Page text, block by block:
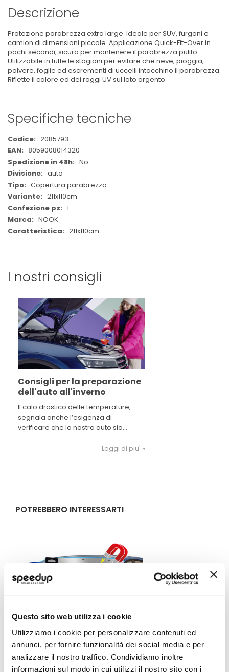
Questo sito web utilizza i cookie
Utilizziamo i cookie per personalizzare contenuti ed
annunci, per fornire funzionalità dei social media e per
analizzare il nostro traffico. Condividiamo inoltre
informazioni sul modo in cui utilizzi il nostro sito con i
Descrizione
Protezione parabrezza extra large. Ideale per SUV, furgoni e
camion di dimensioni piccole. Applicazione Quick-Fit-Over in
pochi secondi, sicura per mantenere il parabrezza pulito.
Utilizzabile in tutte le stagioni per evitare che neve, pioggia,
polvere, foglie ed escrementi di uccelli intacchino il parabrezza.
Riflette il calore ed dei raggi UV sul lato argento
Specifiche tecniche
Maggiori
Informazioni
2085793
8059008014320
No
auto
Copertura parabrezza
211x110cm
1
NOOK
211x110cm
I nostri consigli
Consigli per la preparazione
dell'auto all'inverno
Il calo drastico delle temperature,
segnala anche l’esigenza di
verificare che la nostra auto sia
periodo dell’anno dal punto di vista
verifiche ed accorgimenti, ci possono
Leggi di piu' »
POTREBBERO INTERESSARTI
Copertura parabrezza Magnetico - NOOK